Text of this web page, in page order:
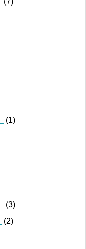
(1)
(3)
(2)